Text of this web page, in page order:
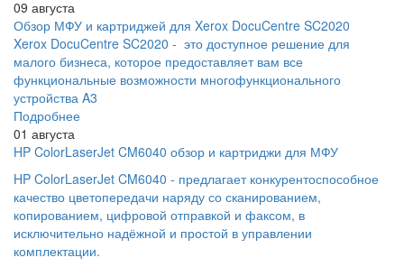
09 августа
Обзор МФУ и картриджей для Xerox DocuCentre SC2020
Xerox DocuCentre SC2020 - это доступное решение для
малого бизнеса, которое предоставляет вам все
функциональные возможности многофункционального
устройства A3
Подробнее
01 августа
HP ColorLaserJet CM6040 обзор и картриджи для МФУ
HP ColorLaserJet CM6040 - предлагает конкурентоспособное
качество цветопередачи наряду со сканированием,
копированием, цифровой отправкой и факсом, в
исключительно надёжной и простой в управлении
комплектации.